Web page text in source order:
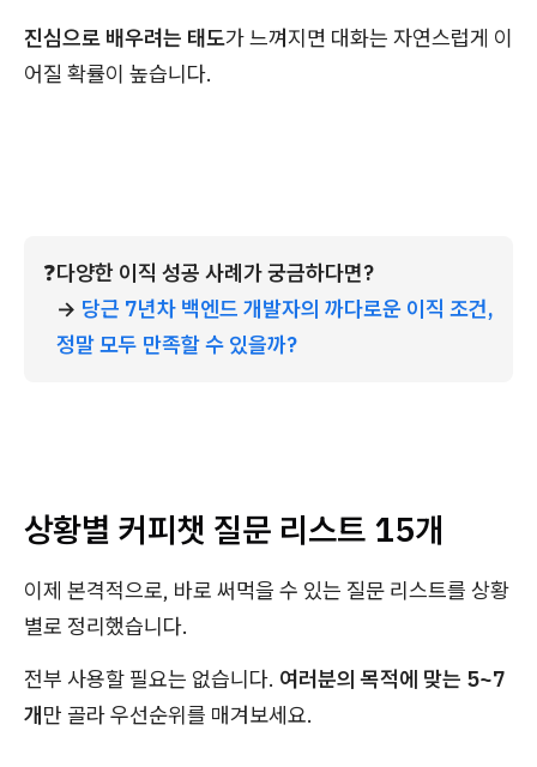
진심으로 배우려는 태도가 느껴지면 대화는 자연스럽게 이
어질 확률이 높습니다.
❓다양한 이직 성공 사례가 궁금하다면?
→ 당근 7년차 백엔드 개발자의 까다로운 이직 조건,
정말 모두 만족할 수 있을까?
상황별 커피챗 질문 리스트 15개
이제 본격적으로, 바로 써먹을 수 있는 질문 리스트를 상황
별로 정리했습니다.
전부 사용할 필요는 없습니다. 여러분의 목적에 맞는 5~7
개만 골라 우선순위를 매겨보세요.